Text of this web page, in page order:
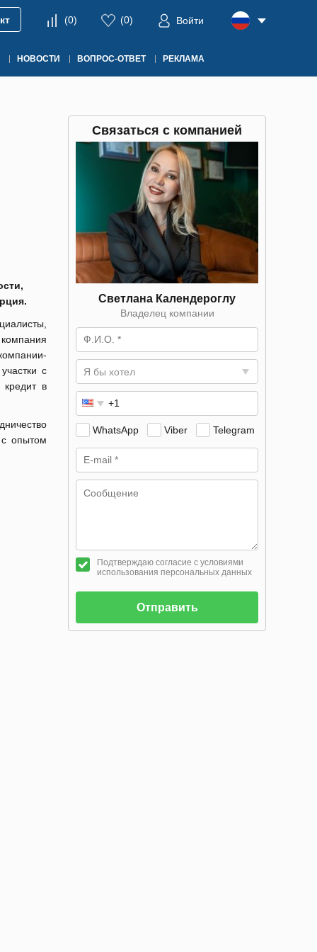
(0) (0) Войти
НОВОСТИ ВОПРОС-ОТВЕТ РЕКЛАМА
с
кредит в
опытом
Связаться с компанией
Светлана Календероглу
Владелец компании
Я бы хотел
WhatsApp Viber Telegram
Подтверждаю согласие с условиями
использования персональных данных
Отправить